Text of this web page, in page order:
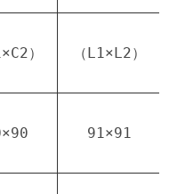
） （L1×L2）
91×91